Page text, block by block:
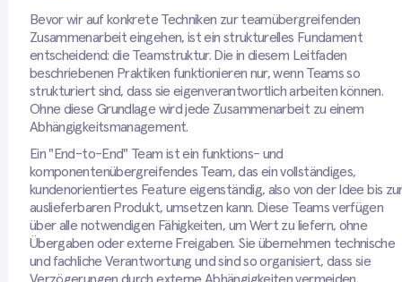
Bevor wir auf konkrete Techniken zur teamübergreifenden
Zusammenarbeit eingehen, ist ein strukturelles Fundament
entscheidend: die Teamstruktur. Die in diesem Leitfaden
beschriebenen Praktiken funktionieren nur, wenn Teams so
strukturiert sind, dass sie eigenverantwortlich arbeiten können.
Ohne diese Grundlage wird jede Zusammenarbeit zu einem
Abhängigkeitsmanagement.
Ein "End-to-End" Team ist ein funktions- und
komponentenübergreifendes Team, das ein vollständiges,
kundenorientiertes Feature eigenständig, also von der Idee bis
auslieferbaren Produkt, umsetzen kann. Diese Teams verfügen
über alle notwendigen Fähigkeiten, um Wert zu liefern, ohne
Übergaben oder externe Freigaben. Sie übernehmen technische
und fachliche Verantwortung und sind so organisiert, dass sie
Verzögerungen durch externe Abhängigkeiten vermeiden.